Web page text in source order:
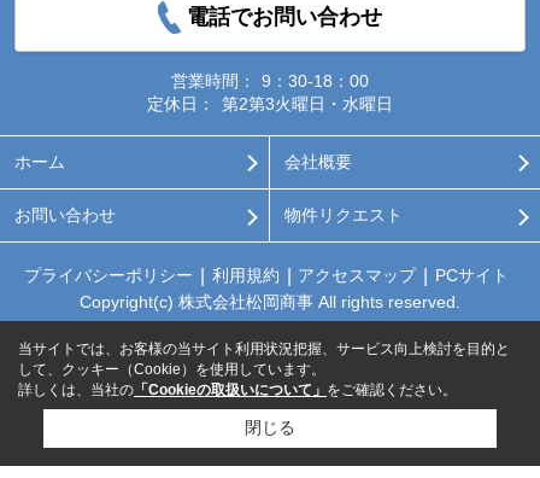
電話でお問い合わせ
営業時間：
9：30-18：00
定休日：
第2第3火曜日・水曜日
ホーム 会社概要
お問い合わせ 物件リクエスト
プライバシーポリシー 利用規約 アクセスマップ
PCサイト
Copyright(c) 株式会社松岡商事 All rights reserved.
当サイトでは、お客様の当サイト利用状況把握、サービス向上検討を目的と
して、クッキー（Cookie）を使用しています。
詳しくは、当社の 「Cookieの取扱いについて」 をご確認ください。
閉じる